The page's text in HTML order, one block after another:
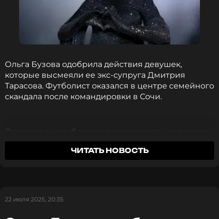
Ольга Бузова одобрила действия девушек,
которые высмеяли ее экс-супруга Дмитрия
Тарасова. Футболист оказался в центре семейного
скандала после командировки в Сочи.
Две модели опубликовали скриншоты переписки
со спортсменом, где тот предлагал встречу и
просил контакты подруг. Девушки отказались от
ЧИТАТЬ НОВОСТЬ
22 июля 2025, 20:35